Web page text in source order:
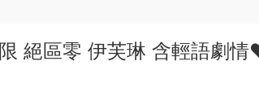
絕區零 伊芙琳 含輕語劇